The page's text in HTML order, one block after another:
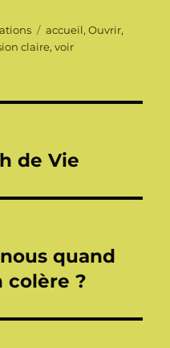
Étiquettes
accueil,Ouvrir,
claire,voir
de Vie
quand
colère ?